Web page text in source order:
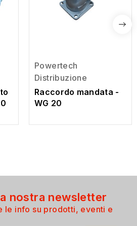
Powertech
Distribuzione
Raccordo mandata -
WG 20
nostra newsletter
le info su prodotti, eventi e